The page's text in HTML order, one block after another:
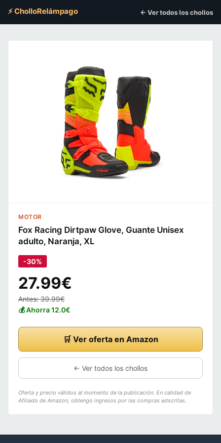
⚡ CholloRelámpago ← Ver todos los chollos
MOTOR
Fox Racing Dirtpaw Glove, Guante Unisex
adulto, Naranja, XL
-30%
27.99€
Antes: 39.99€
💰 Ahorra 12.0€
🛒 Ver oferta en Amazon
← Ver todos los chollos
Oferta y precio válidos al momento de la publicación. En calidad de
Afiliado de Amazon, obtengo ingresos por las compras adscritas.